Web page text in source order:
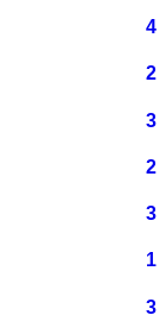
4
2
3
2
3
1
3